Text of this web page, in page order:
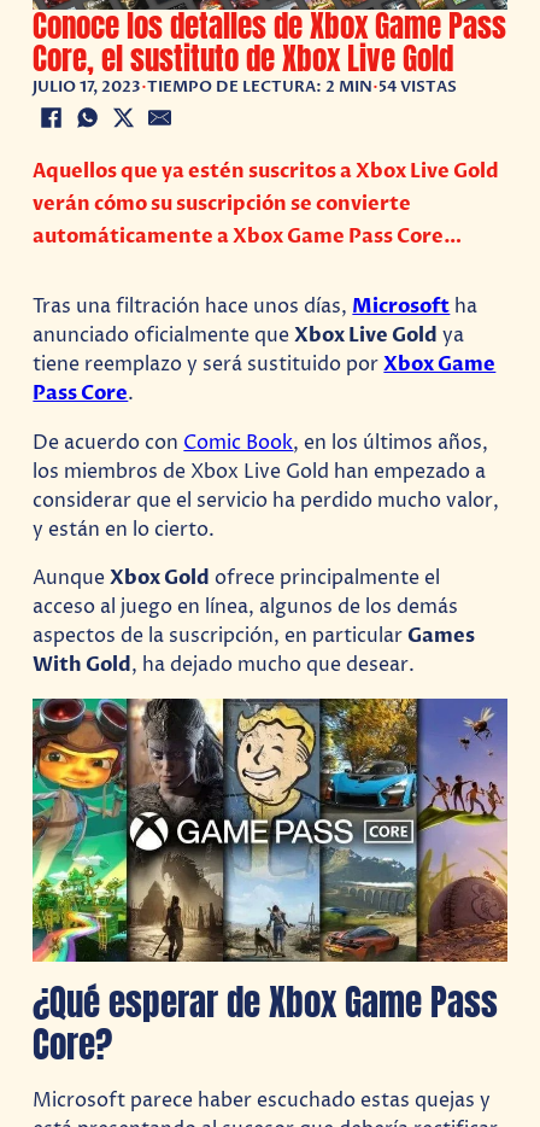
Conoce los detalles de Xbox Game Pass
Core, el sustituto de Xbox Live Gold
JULIO 17, 2023•TIEMPO DE LECTURA: 2 MIN•54 VISTAS
Aquellos que ya estén suscritos a Xbox Live Gold
verán cómo su suscripción se convierte
automáticamente a Xbox Game Pass Core…
Tras una filtración hace unos días, Microsoft ha
anunciado oficialmente queXbox Live Gold ya
tiene reemplazo y será sustituido porXbox Game
Pass Core.
De acuerdo con Comic Book, en los últimos años,
los miembros de Xbox Live Gold han empezado a
considerar que el servicio ha perdido mucho valor,
y están en lo cierto.
AunqueXbox Gold ofrece principalmente el
acceso al juego en línea, algunos de los demás
aspectos de la suscripción, en particularGames
With Gold, ha dejado mucho que desear.
¿Qué esperar de Xbox Game Pass
Core?
Microsoft parece haber escuchado estas quejas y